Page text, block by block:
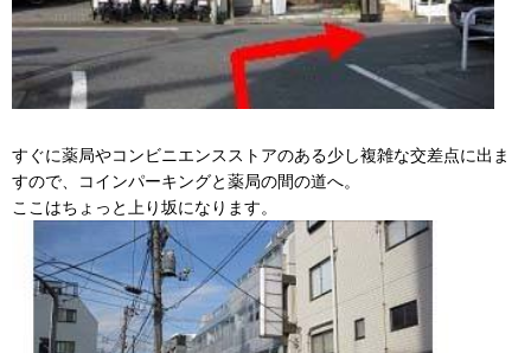
すぐに薬局やコンビニエンスストアのある少し複雑な交差点に出ま
すので、コインパーキングと薬局の間の道へ。
ここはちょっと上り坂になります。